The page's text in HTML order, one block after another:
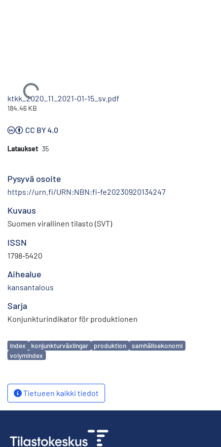
Ladataan...
ktkk_2020_11_2021-01-15_sv.pdf
184.46 KB
CC BY 4.0
Lataukset 35
Pysyvä osoite
https://urn.fi/URN:NBN:fi-fe20230920134247
Kuvaus
Suomen virallinen tilasto (SVT)
ISSN
1798-5420
Aihealue
kansantalous
Sarja
Konjunkturindikator för produktionen
Avainsanat
index konjunkturväxlingar produktion
samhällsekonomi
volymindex
Tietueen kaikki tiedot